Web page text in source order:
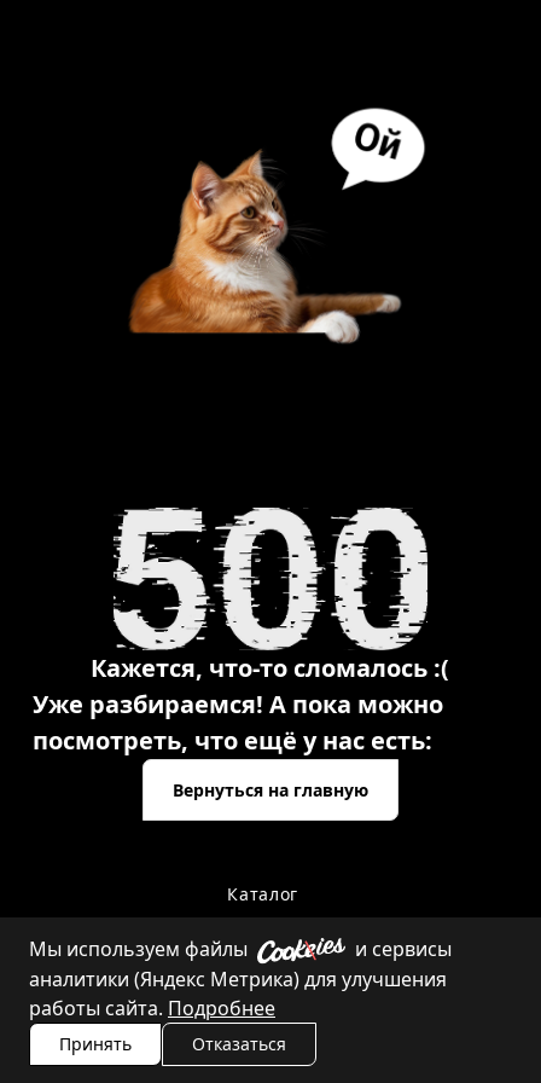
Кажется, что-то сломалось :(
Уже разбираемся! А пока можно
посмотреть, что ещё у нас есть:
Вернуться на главную
Каталог
Контакты
Мы используем файлы
и сервисы
аналитики (Яндекс Метрика) для улучшения
работы сайта. Подробнее
Принять Отказаться